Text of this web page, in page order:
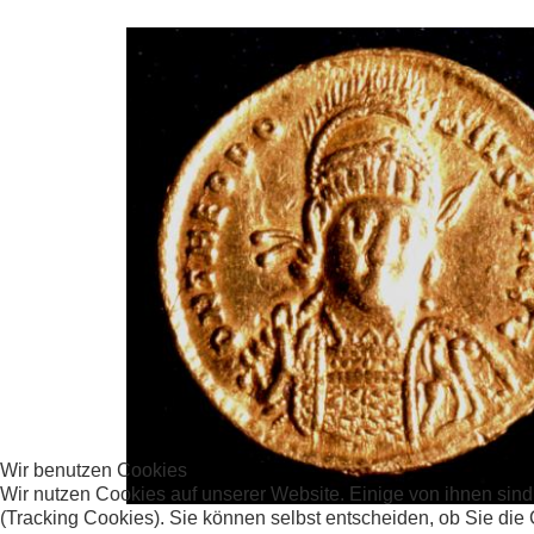
Wir benutzen Cookies
Wir nutzen Cookies auf unserer Website. Einige von ihnen
(Tracking Cookies). Sie können selbst entscheiden, ob Sie